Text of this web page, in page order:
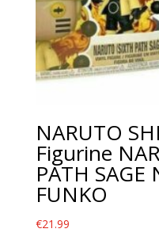
NARUTO
Figurine
PATH SAGE
FUNKO
€21.99